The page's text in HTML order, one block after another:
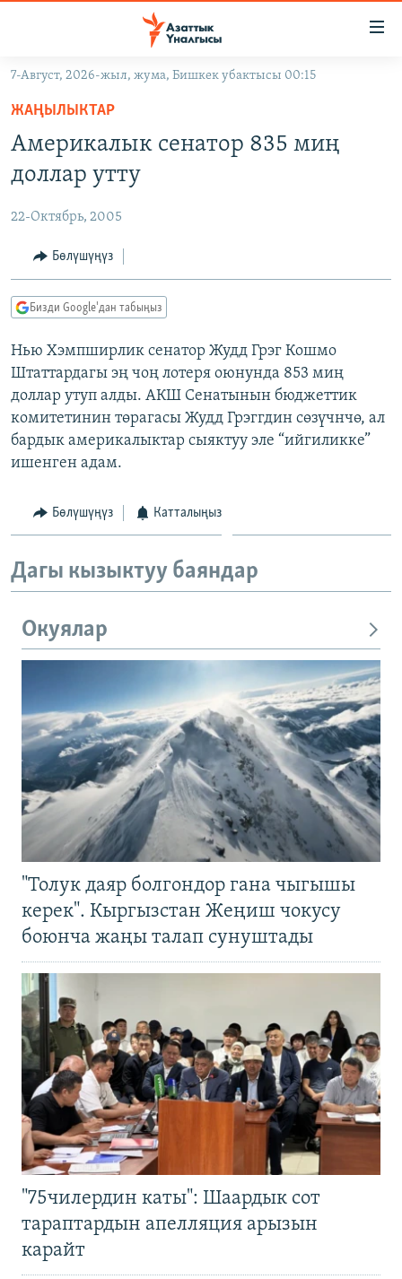
Навигацияга
өтүңүз
Издөөгө
салыңызКЫРГЫЗСТАН
ЭКОНОМИКА
МАДАНИЯТ
ДҮЙНӨ
БОРБОР АЗИЯ
УКРАИНА
АТАЙЫН ИЛИКТӨӨ
ТВ ПРОГРАММАЛАР
ЭКСПЕРТТЕР ТАЛДАЙТ
БИЗ ЖАНА ДҮЙНӨ
ДАНИСТЕ
ЭЖЕ-СИҢДИЛЕР
АЗАТТЫК+
ӨЗГӨЧӨ ПИКИР
Русский
ОНЛАЙН ШЕРИНЕ
ЭЕ/АРнун бардык сайттары
7-Август, 2026-жыл, жума, Бишкек убактысы 00:15
ЖАҢЫЛЫКТАР
Америкалык сенатор 835 миң
доллар утту
22-Октябрь, 2005
Бөлүшүңүз
Бизди Google'дан табыңыз
Нью Хэмпширлик сенатор Жудд Грэг Кошмо
Штаттардагы эң чоң лотеря оюнунда 853 миң
доллар утуп алды. АКШ Сенатынын бюджеттик
комитетинин төрагасы Жудд Грэггдин сөзүчнчө, ал
бардык америкалыктар сыяктуу эле “ийгиликке”
ишенген адам.
Бөлүшүңүз Катталыңыз
Дагы кызыктуу баяндар
Окуялар
"Толук даяр болгондор гана чыгышы
керек". Кыргызстан Жеңиш чокусу
боюнча жаңы талап сунуштады
"75чилердин каты": Шаардык сот
тараптардын апелляция арызын
карайт